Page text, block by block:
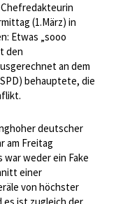
(1.März) in
Etwas „sooo
den
an dem
behauptete, die
deutscher
am Freitag
war weder ein Fake
einer
von höchster